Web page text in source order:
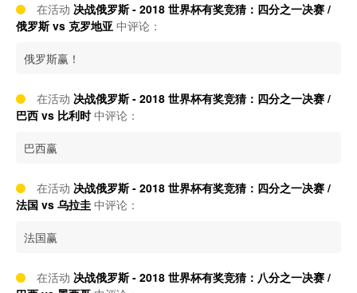
在活动 决战俄罗斯 - 2018 世界杯有奖竞猜：四分之一决赛 /
俄罗斯 vs 克罗地亚 中评论：
俄罗斯赢！
在活动 决战俄罗斯 - 2018 世界杯有奖竞猜：四分之一决赛 /
巴西 vs 比利时中评论：
巴西赢
在活动 决战俄罗斯 - 2018 世界杯有奖竞猜：四分之一决赛 /
法国 vs 乌拉圭 中评论：
法国赢
在活动 决战俄罗斯 - 2018 世界杯有奖竞猜：八分之一决赛 /